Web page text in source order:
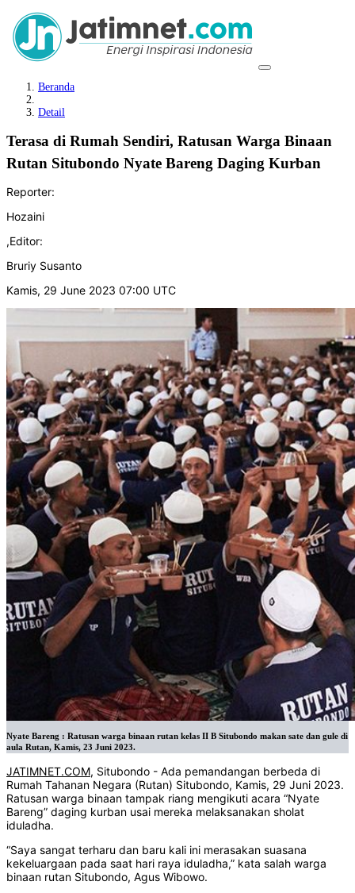
Beranda
Detail
Terasa di Rumah Sendiri, Ratusan Warga Binaan
Rutan Situbondo Nyate Bareng Daging Kurban
Reporter:
Hozaini
,Editor:
Bruriy Susanto
Kamis, 29 June 2023 07:00 UTC
Nyate Bareng : Ratusan warga binaan rutan kelas II B Situbondo makan sate dan gule di
aula Rutan, Kamis, 23 Juni 2023.
JATIMNET.COM, Situbondo - Ada pemandangan berbeda di
Rumah Tahanan Negara (Rutan) Situbondo, Kamis, 29 Juni 2023.
Ratusan warga binaan tampak riang mengikuti acara “Nyate
Bareng” daging kurban usai mereka melaksanakan sholat
iduladha.
“Saya sangat terharu dan baru kali ini merasakan suasana
kekeluargaan pada saat hari raya iduladha,” kata salah warga
binaan rutan Situbondo, Agus Wibowo.